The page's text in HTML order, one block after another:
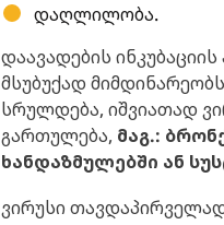
დაღლილობა.
დაავადების
მსუბუქად
სრულდება, იშვიათად
გართულება, მაგ.:
ხანდაზმულებში ან
ვირუსი